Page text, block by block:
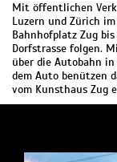
Mit öffentlichen
Luzern und Zürich
Bahnhofplatz Zug
Dorfstrasse folgen.
über die Autobahn
dem Auto benützen
vom Kunsthaus Zug